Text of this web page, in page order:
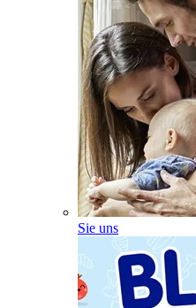
Sie uns